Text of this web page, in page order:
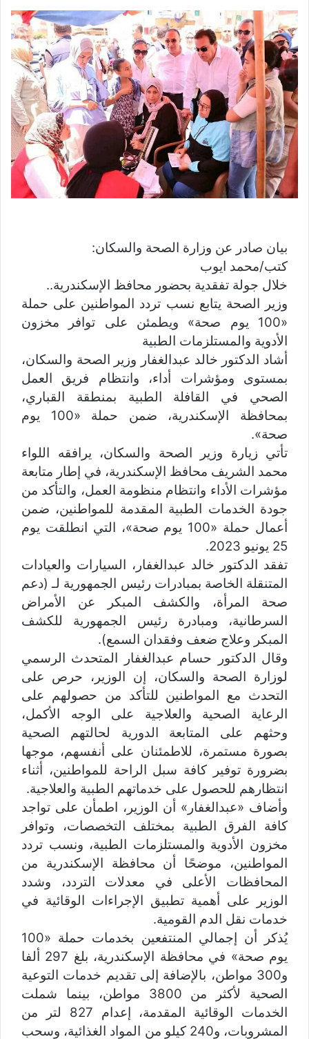
ا
إ
ل
ك
ت
ر
و
ن
ي
ا
بيان صادر عن وزارة الصحة والسكان:
كتب/محمد ايوب
خلال جولة تفقدية بحضور محافظ الإسكندرية..
وزير الصحة يتابع نسب تردد المواطنين على حملة
«100 يوم صحة» ويطمئن على توافر مخزون
الأدوية والمستلزمات الطبية
أشاد الدكتور خالد عبدالغفار وزير الصحة والسكان،
بمستوى ومؤشرات أداء، وانتظام فريق العمل
الصحي في القافلة الطبية بمنطقة القباري،
بمحافظة الإسكندرية، ضمن حملة «100 يوم
صحة».
تأتي زيارة وزير الصحة والسكان، يرافقه اللواء
محمد الشريف محافظ الإسكندرية، في إطار متابعة
مؤشرات الأداء وانتظام منظومة العمل، والتأكد من
جودة الخدمات الطبية المقدمة للمواطنين، ضمن
أعمال حملة «100 يوم صحة»، التي انطلقت يوم
25 يونيو 2023.
تفقد الدكتور خالد عبدالغفار، السيارات والعيادات
المتنقلة الخاصة بمبادرات رئيس الجمهورية لـ (دعم
صحة المرأة، والكشف المبكر عن الأمراض
السرطانية، ومبادرة رئيس الجمهورية للكشف
المبكر وعلاج ضعف وفقدان السمع).
وقال الدكتور حسام عبدالغفار المتحدث الرسمي
لوزارة الصحة والسكان، إن الوزير، حرص على
التحدث مع المواطنين للتأكد من حصولهم على
الرعاية الصحية والعلاجية على الوجه الأكمل،
وحثهم على المتابعة الدورية لحالتهم الصحية
بصورة مستمرة، للاطمئنان على أنفسهم، موجها
بضرورة توفير كافة سبل الراحة للمواطنين، أثناء
انتظارهم للحصول على خدماتهم الطبية والعلاجية.
وأضاف «عبدالغفار» أن الوزير، اطمأن على تواجد
كافة الفرق الطبية بمختلف التخصصات، وتوافر
مخزون الأدوية والمستلزمات الطبية، ونسب تردد
المواطنين، موضحًا أن محافظة الإسكندرية من
المحافظات الأعلى في معدلات التردد، وشدد
الوزير على أهمية تطبيق الإجراءات الوقائية في
خدمات نقل الدم القومية.
يُذكر أن إجمالي المنتفعين بخدمات حملة «100
يوم صحة» في محافظة الإسكندرية، بلغ 297 ألفا
و300 مواطن، بالإضافة إلى تقديم خدمات التوعية
الصحية لأكثر من 3800 مواطن، بينما شملت
الخدمات الوقائية المقدمة، إعدام 827 لتر من
المشروبات، و240 كيلو من المواد الغذائية، وسحب